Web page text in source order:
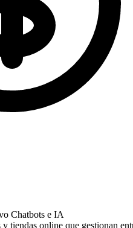
Chatbots e IA
tiendas online que gestionan